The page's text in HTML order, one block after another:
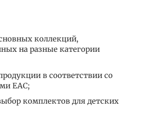
коллекций,
на разные категории
в соответствии со
EAC;
комплектов для детских